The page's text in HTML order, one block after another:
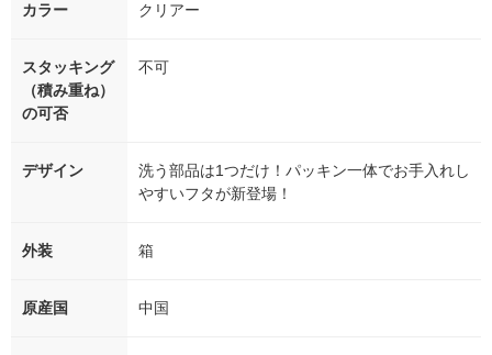
カラー クリアー
スタッキング
（積み重ね）
の可否
不可
デザイン
洗う部品は1つだけ！パッキン一体でお手入れし
やすいフタが新登場！
外装 箱
原産国 中国